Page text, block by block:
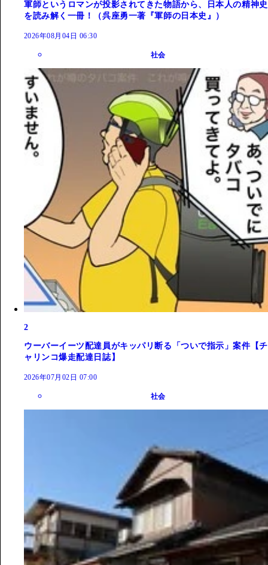
軍師というロマンが投影されてきた物語から、日本人の精神史
を読み解く一冊！（呉座勇一著『軍師の日本史』）
2026年08月04日 06:30
社会
2
ウーバーイーツ配達員がキッパリ断る「ついで指示」案件【チ
ャリンコ爆走配達日誌】
2026年07月02日 07:00
社会